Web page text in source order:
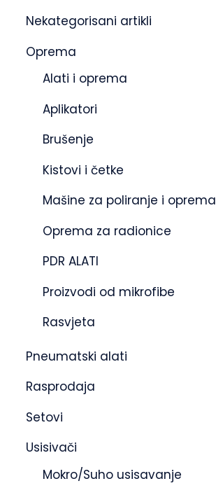
Nekategorisani artikli
Oprema
Alati i oprema
Aplikatori
Brušenje
Kistovi i četke
Mašine za poliranje i oprema
Oprema za radionice
PDR ALATI
Proizvodi od mikrofibe
Rasvjeta
Pneumatski alati
Rasprodaja
Setovi
Usisivači
Mokro/Suho usisavanje